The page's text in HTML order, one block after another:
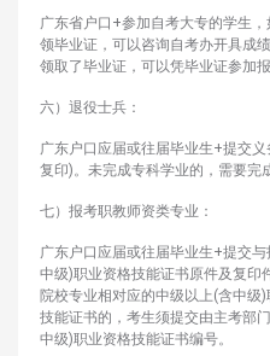
广东省户口+参加自考大专的学生
领毕业证，可以咨询自考办开具成
领取了毕业证，可以凭毕业证参加报
六）退役士兵：
广东户口应届或往届毕业生+提交
复印)。未完成专科学业的，需要完
七）报考职教师资类专业：
广东户口应届或往届毕业生+提交
中级)职业资格技能证书原件及复印
院校专业相对应的中级以上(含中级
技能证书的，考生须提交由主考部
中级)职业资格技能证书编号。